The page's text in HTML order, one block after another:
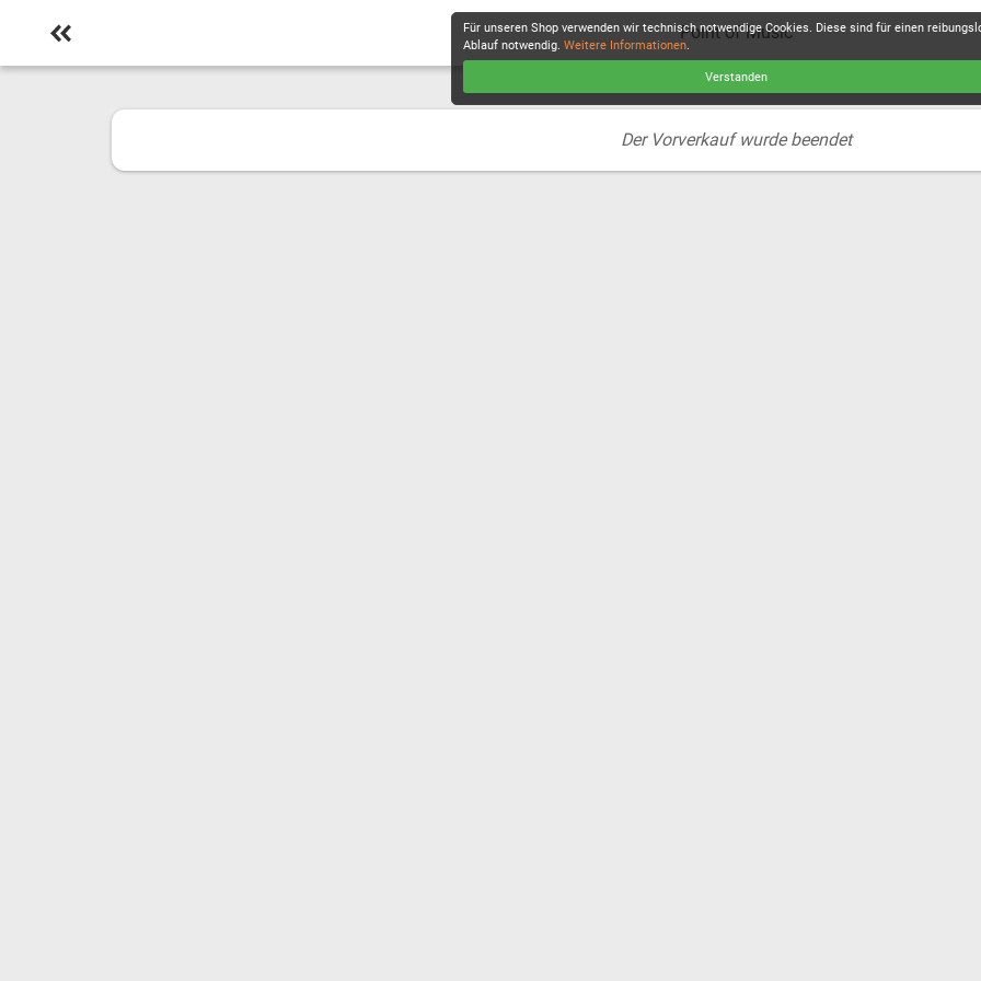
Point of Music
Der Vorverkauf wurde beendet
Für unseren Shop verwenden wir technisch notwendige Cookies. Diese sind für einen
Ablauf notwendig. Weitere Informationen.
Verstanden